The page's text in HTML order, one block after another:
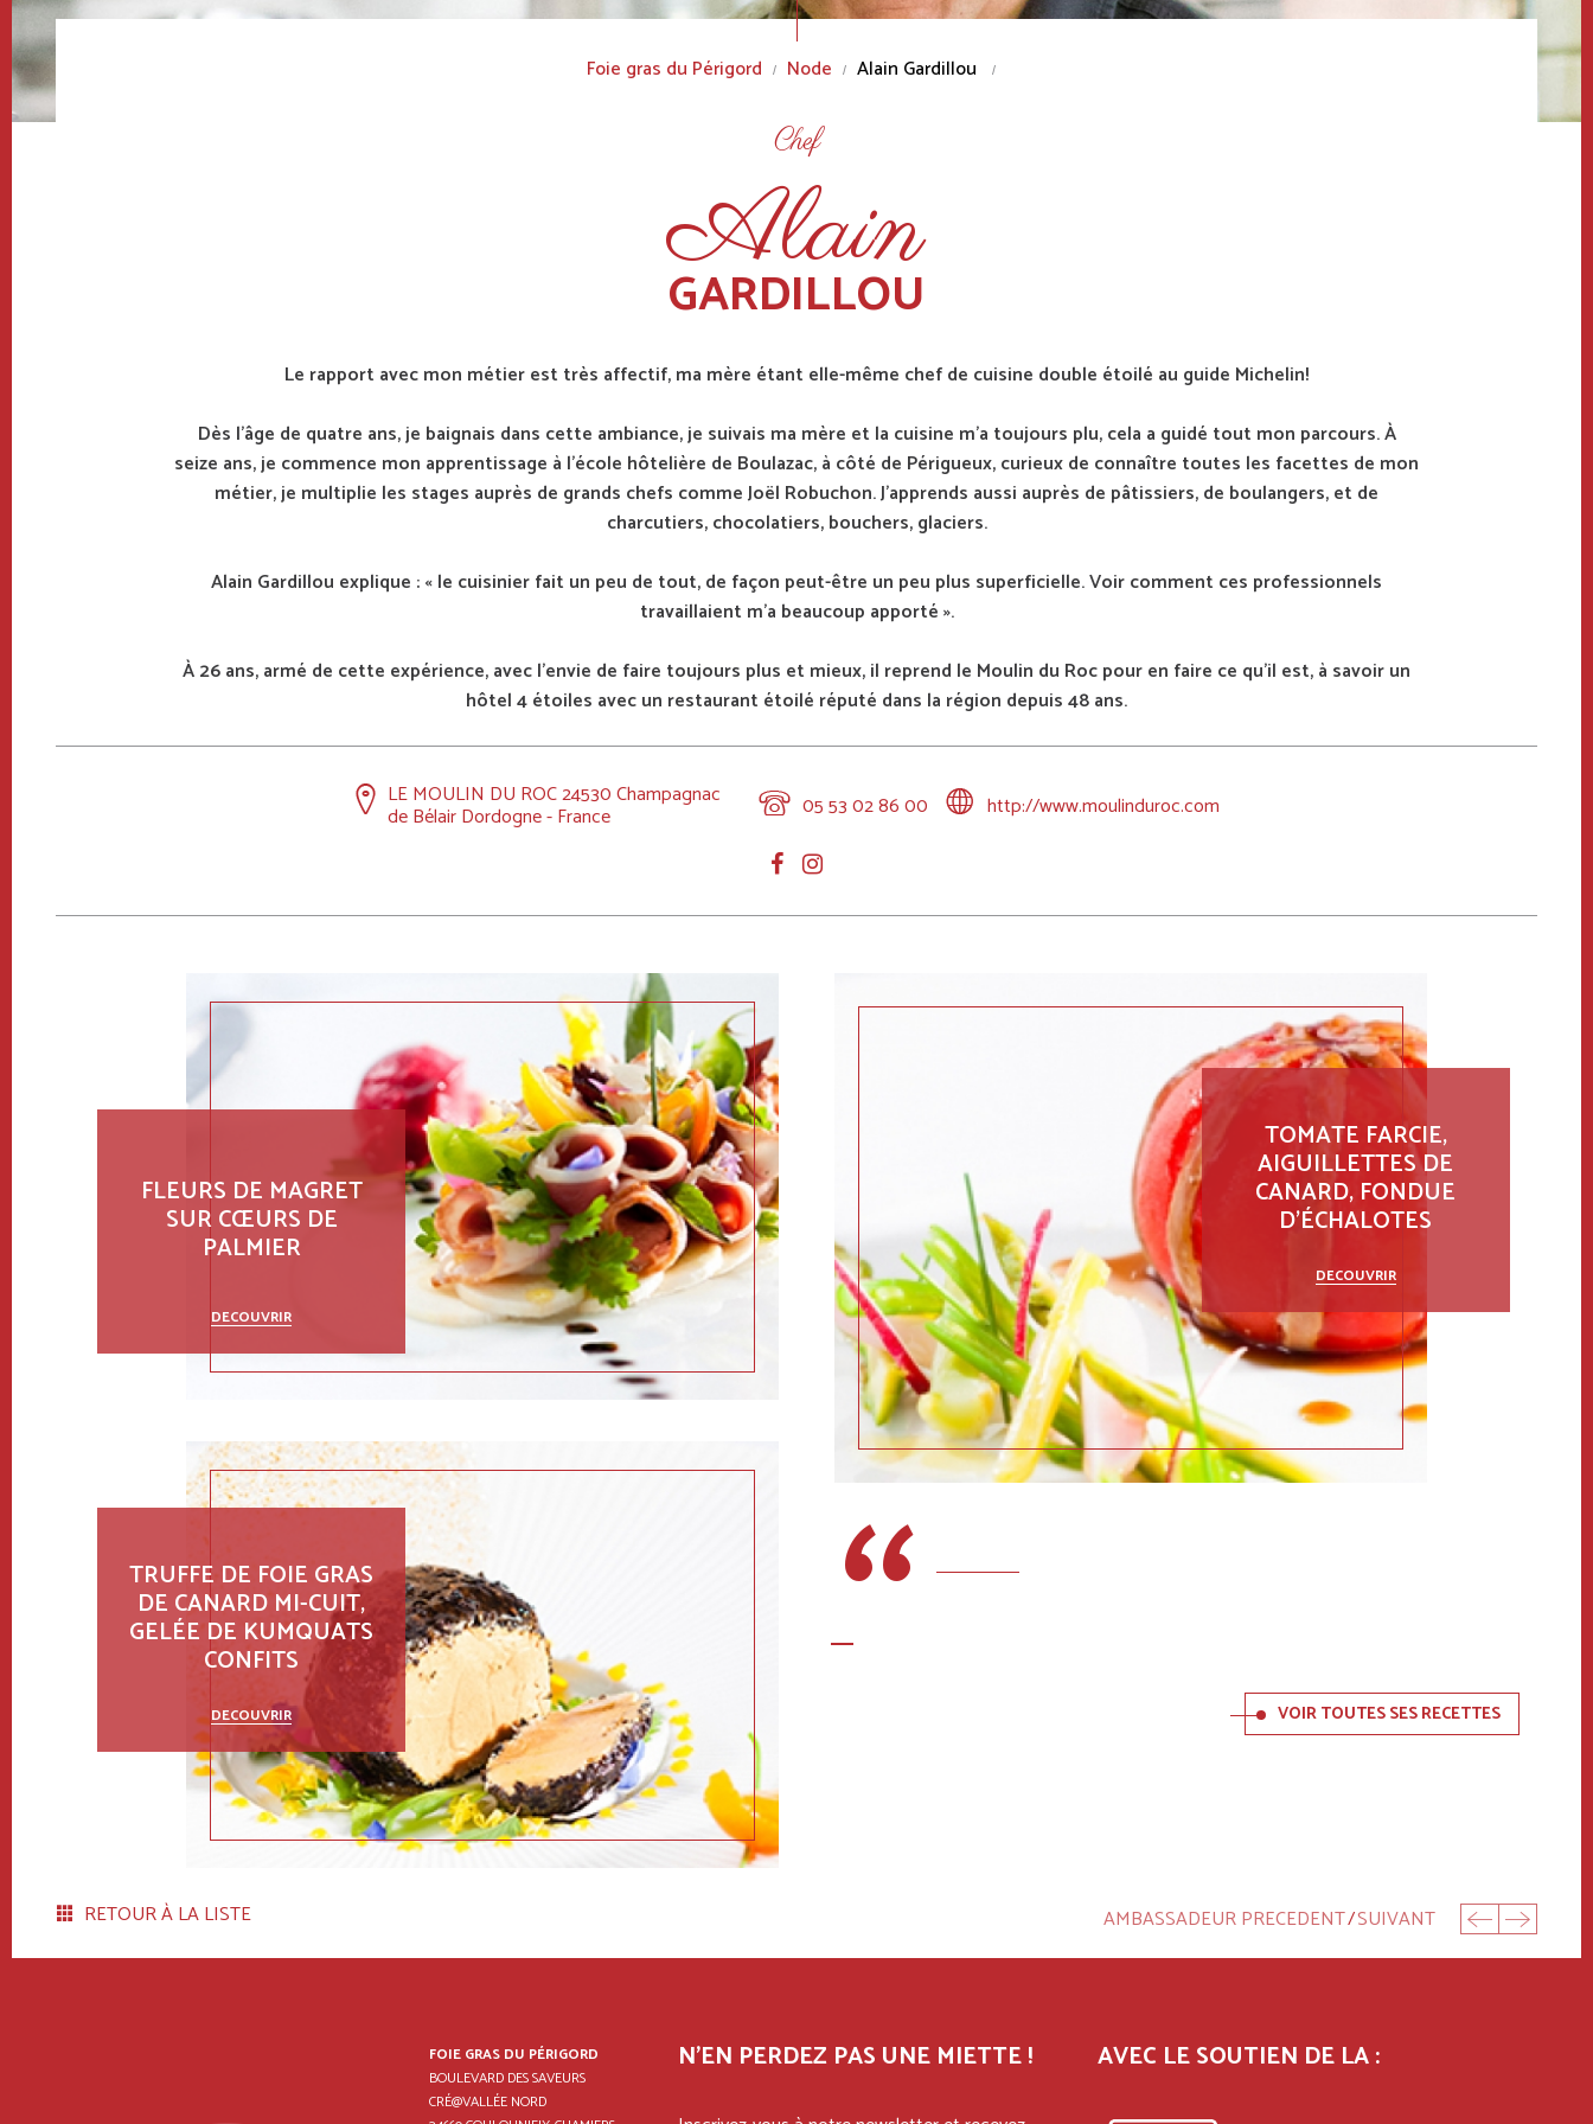
Foie gras du Périgord Node Alain Gardillou
Chef
Alain
GARDILLOU
Le rapport avec mon métier est très affectif, ma mère étant elle-même chef de cuisine double étoilé au guide Michelin!
Dès l’âge de quatre ans, je baignais dans cette ambiance, je suivais ma mère et la cuisine m’a toujours plu, cela a guidé tout mon parcours. À
seize ans, je commence mon apprentissage à l’école hôtelière de Boulazac, à côté de Périgueux, curieux de connaître toutes les facettes de mon
métier, je multiplie les stages auprès de grands chefs comme Joël Robuchon. J'apprends aussi auprès de pâtissiers, de boulangers, et de
charcutiers, chocolatiers, bouchers, glaciers.
Alain Gardillou explique : « le cuisinier fait un peu de tout, de façon peut-être un peu plus superficielle. Voir comment ces professionnels
travaillaient m’a beaucoup apporté ».
À 26 ans, armé de cette expérience, avec l'envie de faire toujours plus et mieux, il reprend le Moulin du Roc pour en faire ce qu’il est, à savoir un
hôtel 4 étoiles avec un restaurant étoilé réputé dans la région depuis 48 ans.
LE MOULIN DU ROC 24530 Champagnac
de Bélair Dordogne - France 05 53 02 86 00 http://www.moulinduroc.com
FLEURS DE MAGRET
SUR CŒURS DE
PALMIER
DECOUVRIR
TRUFFE DE FOIE GRAS
DE CANARD MI-CUIT,
GELÉE DE KUMQUATS
CONFITS
DECOUVRIR
TOMATE FARCIE,
AIGUILLETTES DE
CANARD, FONDUE
D’ÉCHALOTES
DECOUVRIR
VOIR TOUTES SES RECETTES
RETOUR À LA LISTE AMBASSADEUR PRECEDENT/SUIVANT
FOIE GRAS DU PÉRIGORD
BOULEVARD DES SAVEURS
CRÉ@VALLÉE NORD
N'EN PERDEZ PAS UNE MIETTE ! AVEC LE SOUTIEN DE LA :